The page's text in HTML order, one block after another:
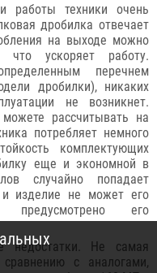
работы техники очень
дробилка отвечает
на выходе можно
что ускоряет работу.
перечнем
дробилки), никаких
не возникнет.
рассчитывать на
потребляет немного
комплектующих
еще и экономной в
случайно попадает
и изделие не может его
предусмотрено его
недостатки. Не самая
с аналогами,